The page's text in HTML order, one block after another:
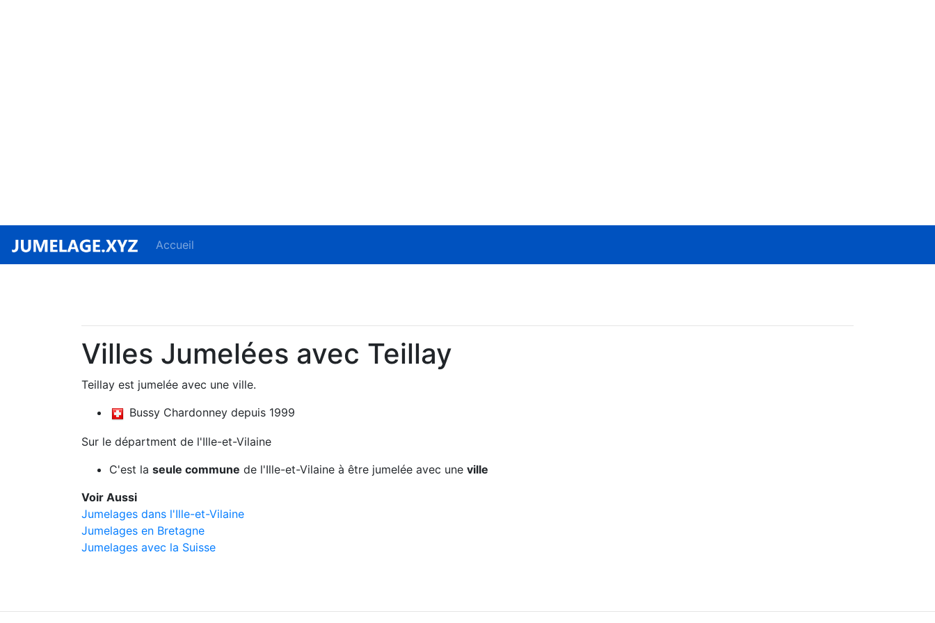
Accueil
Villes Jumelées avec Teillay
Teillay est jumelée avec une ville.
Bussy Chardonney depuis 1999
Sur le départment de l'Ille-et-Vilaine
C'est la seule commune de l'Ille-et-Vilaine à être jumelée avec une ville
Voir Aussi
Jumelages dans l'Ille-et-Vilaine
Jumelages en Bretagne
Jumelages avec la Suisse